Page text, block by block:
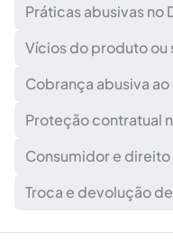
Práticas abusivas
Vícios do produto ou
Cobrança abusiva
Proteção contratual
Consumidor e
Troca e devolução